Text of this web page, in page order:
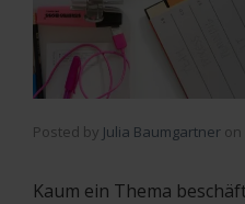
Posted by Julia Baumgartner on
Kaum ein Thema